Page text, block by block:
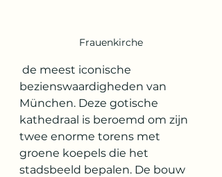
Frauenkirche
bezienswaardigheden van
München. Deze gotische
kathedraal is beroemd om zijn
twee enorme torens met
groene koepels die het
stadsbeeld bepalen. De bouw